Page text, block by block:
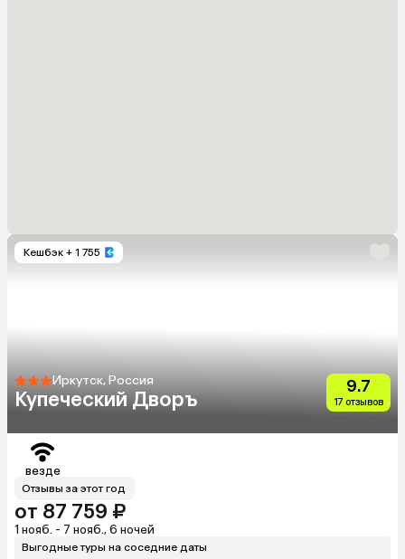
Кешбэк + 1 755
Иркутск, Россия
Купеческий Дворъ
9.7
17 отзывов
везде
Отзывы за этот год
от 87 759 ₽
1 нояб. - 7 нояб., 6 ночей
Выгодные туры на соседние даты